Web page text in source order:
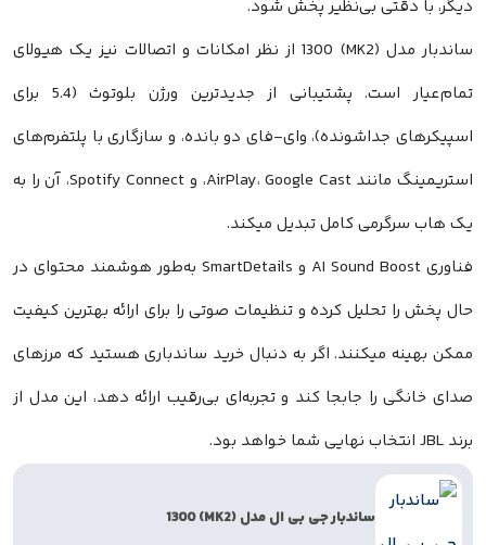
با دقتی بی‌نظیر پخش شود.
ساندبار مدل (MK2) 1300 از نظر امکانات و اتصالات نیز یک هیولای
تمام‌عیار است. پشتیبانی از جدیدترین ورژن بلوتوث (5.4 برای
جداشونده)، وای-فای دو بانده، و سازگاری با پلتفرم‌های
استریمینگ مانند AirPlay، Google Cast، و Spotify Connect، آن را به
سرگرمی کامل تبدیل میکند.
فناوری AI Sound Boost و SmartDetails به‌طور هوشمند محتوای در
پخش را تحلیل کرده و تنظیمات صوتی را برای ارائه بهترین کیفیت
بهینه میکنند. اگر به دنبال خرید ساندباری هستید که مرزهای
خانگی را جابجا کند و تجربه‌ای بی‌رقیب ارائه دهد، این مدل از
ساندبار جی بی ال مدل (MK2) 1300